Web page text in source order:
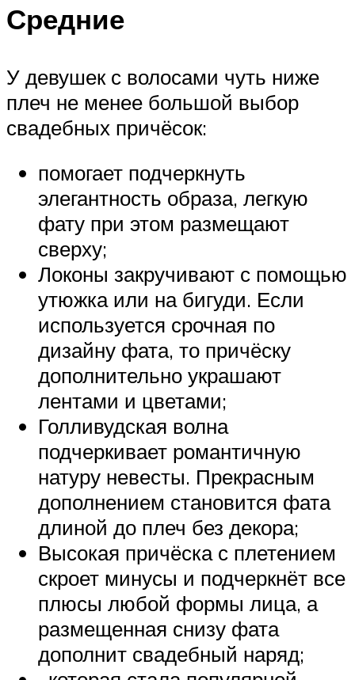
Средние
У девушек с волосами чуть ниже
плеч не менее большой выбор
свадебных причёсок:
помогает подчеркнуть
элегантность образа, легкую
фату при этом размещают
сверху;
Локоны закручивают с помощью
утюжка или на бигуди. Если
используется срочная по
дизайну фата, то причёску
дополнительно украшают
лентами и цветами;
Голливудская волна
подчеркивает романтичную
натуру невесты. Прекрасным
дополнением становится фата
длиной до плеч без декора;
Высокая причёска с плетением
скроет минусы и подчеркнёт все
плюсы любой формы лица, а
размещенная снизу фата
дополнит свадебный наряд;